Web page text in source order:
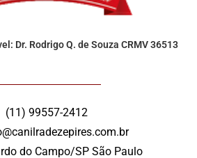
Dr. Rodrigo Q. de Souza CRMV 36513
(11) 99557-2412
do Campo/SP São Paulo